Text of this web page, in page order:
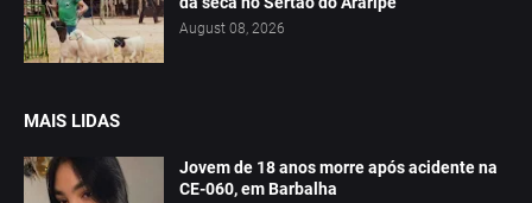
August 08, 2026
MAIS LIDAS
Jovem de 18 anos morre após acidente na
CE-060, em Barbalha